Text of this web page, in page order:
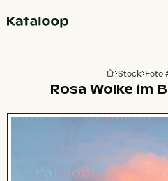
Zur
Stock Foto
Rosa Wolke im